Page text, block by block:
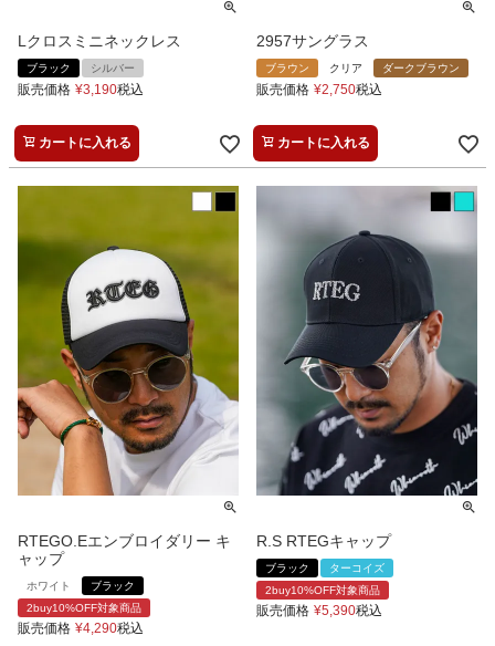
Lクロスミニネックレス
ブラック シルバー
販売価格 ¥3,190税込
カートに入れる
2957サングラス
ブラウン クリア ダークブラウン
販売価格 ¥2,750税込
カートに入れる
RTEGO.Eエンブロイダリー キ
ャップ
ホワイト
ブラック
2buy10%OFF対象商品
販売価格 ¥4,290税込
R.S RTEGキャップ
ブラック
ターコイズ
2buy10%OFF対象商品
販売価格 ¥5,390税込